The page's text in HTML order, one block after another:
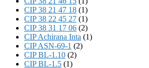
CIP 38 21 47 18 (1)
CIP 38 22 45 27 (1)
CIP 38 31 17 06 (2)
CIP Achirana Inta (1)
CIP ASN-69-1 (2)
CIP BL-1.10 (2)
CIP BL-1.5 (1)